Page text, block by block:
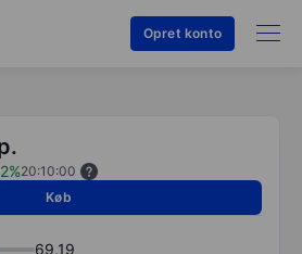
Opret konto
20:10:00
Køb
69,19